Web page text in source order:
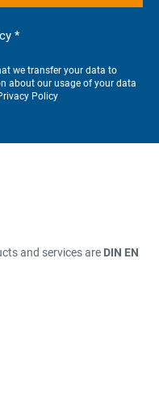
*
we transfer your data to
about our usage of your data
Policy
and services are DIN EN